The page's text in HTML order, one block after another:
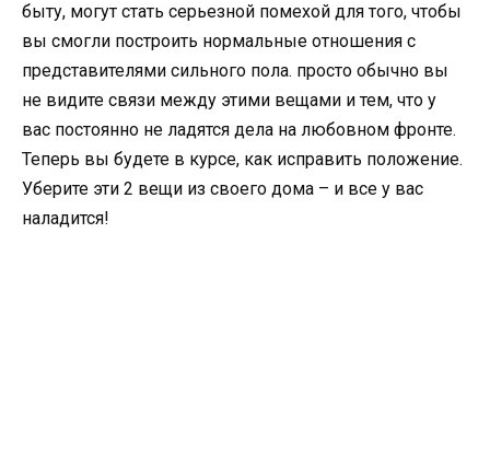
быту, могут стать серьезной помехой для того, чтобы
вы смогли построить нормальные отношения с
представителями сильного пола. просто обычно вы
не видите связи между этими вещами и тем, что у
вас постоянно не ладятся дела на любовном фронте.
Теперь вы будете в курсе, как исправить положение.
Уберите эти 2 вещи из своего дома – и все у вас
наладится!